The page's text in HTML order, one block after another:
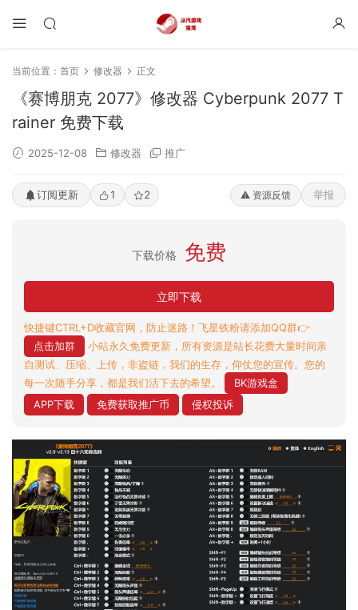
当前位置： 首页 修改器 正文
《赛博朋克 2077》修改器 Cyberpunk 2077 T
rainer 免费下载
2025-12-08 修改器 推广
订阅更新 1 2 ⚠️ 资源反馈 举报
下载价格 免费
立即下载
快捷键CTRL+D收藏官网，防止迷路！飞星铁粉请添加QQ群👉
点击加群
小站永久免费更新，所有资源是站长花费大量时间亲
自测试、压缩、上传，非盗链，我们的生存，仰仗您的宣传。您的
每一次随手分享，都是我们活下去的希望。
BK游戏盒
APP下载
免费获取推广币 侵权投诉